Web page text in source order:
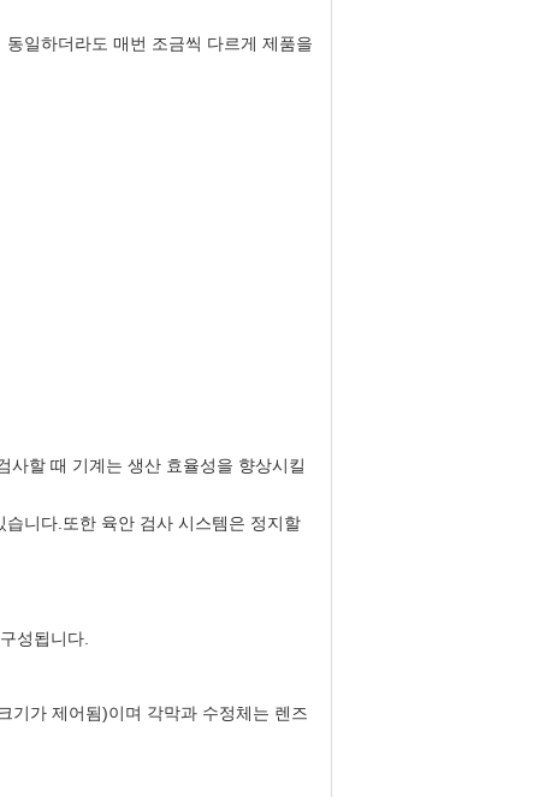
일하더라도 매번 조금씩 다르게 제품을
사할 때 기계는 생산 효율성을 향상시킬
니다.또한 육안 검사 시스템은 정지할
성됩니다.
기가 제어됨)이며 각막과 수정체는 렌즈